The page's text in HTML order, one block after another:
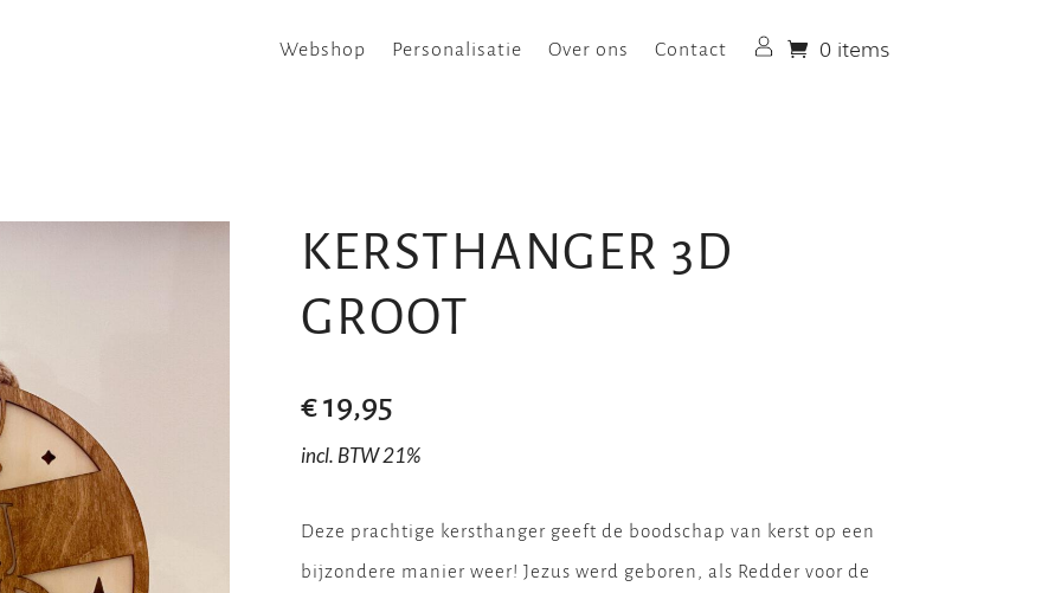
Webshop Personalisatie Over ons Contact Login 0 items
KERSTHANGER 3D
GROOT
€19,95
incl. BTW 21%
Deze prachtige kersthanger geeft de boodschap van kerst op een
bijzondere manier weer! Jezus werd geboren, als Redder voor de